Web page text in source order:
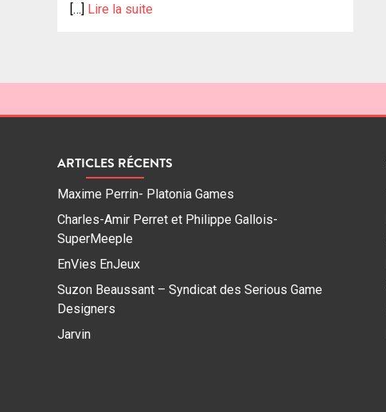
[…] Lire la suite
ARTICLES RÉCENTS
Maxime Perrin- Platonia Games
Charles-Amir Perret et Philippe Gallois-
SuperMeeple
EnVies EnJeux
Suzon Beaussant – Syndicat des Serious Game
Designers
Jarvin